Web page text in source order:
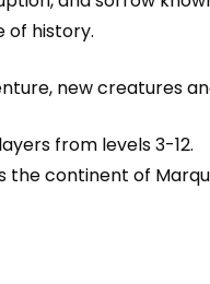
of history.
new creatures
from levels 3-12.
continent of